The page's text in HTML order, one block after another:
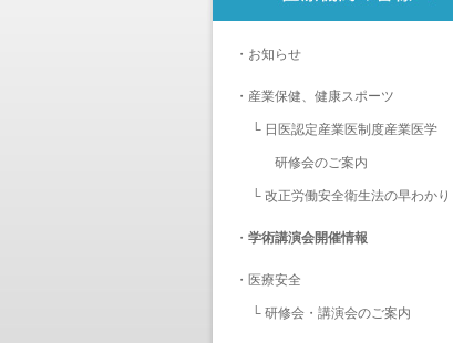
・ お知らせ
・ 産業保健、健康スポーツ
└ 日医認定産業医制度産業医学
研修会のご案内
└ 改正労働安全衛生法の早わかり
・ 学術講演会開催情報
・ 医療安全
└ 研修会・講演会のご案内